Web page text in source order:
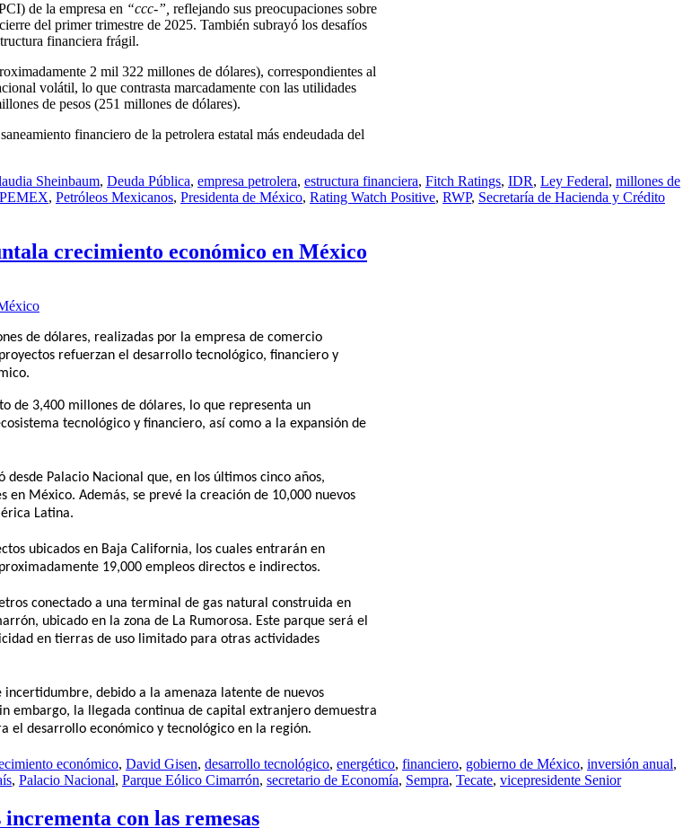
de la empresa en “ccc-”, reflejando sus preocupaciones sobre
del primer trimestre de 2025. También subrayó los desafíos
financiera frágil.
2 mil 322 millones de dólares), correspondientes al
volátil, lo que contrasta marcadamente con las utilidades
de pesos (251 millones de dólares).
financiero de la petrolera estatal más endeudada del
Sheinbaum, Deuda Pública, empresa petrolera, estructura financiera, Fitch Ratings, IDR, Ley Federal, millones de
PEMEX, Petróleos Mexicanos, Presidenta de México, Rating Watch Positive, RWP, Secretaría de Hacienda y Crédito
crecimiento económico en México
de dólares, realizadas por la empresa de comercio
refuerzan el desarrollo tecnológico, financiero y
de 3,400 millones de dólares, lo que representa un
tecnológico y financiero, así como a la expansión de
Palacio Nacional que, en los últimos cinco años,
México. Además, se prevé la creación de 10,000 nuevos
Latina.
ubicados en Baja California, los cuales entrarán en
19,000 empleos directos e indirectos.
conectado a una terminal de gas natural construida en
ubicado en la zona de La Rumorosa. Este parque será el
en tierras de uso limitado para otras actividades
debido a la amenaza latente de nuevos
embargo, la llegada continua de capital extranjero demuestra
el desarrollo económico y tecnológico en la región.
económico, David Gisen, desarrollo tecnológico, energético, financiero, gobierno de México, inversión anual,
, Palacio Nacional, Parque Eólico Cimarrón, secretario de Economía, Sempra, Tecate, vicepresidente Senior
con las remesas